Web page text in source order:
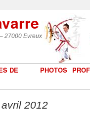
27000 Evreux
DE
PHOTOS
avril 2012